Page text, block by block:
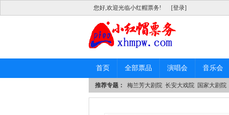
您好,欢迎光临小红帽票务! [登录]
首页 全部票品 演唱会 音乐会
推荐专题： 梅兰芳大剧院 长安大戏院 国家大剧院